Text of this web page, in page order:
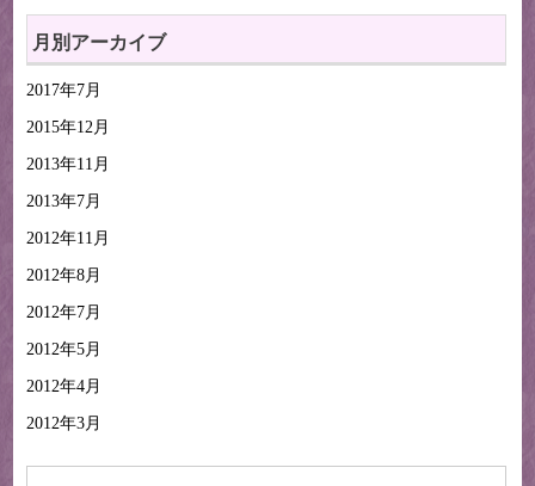
月別アーカイブ
2017年7月
2015年12月
2013年11月
2013年7月
2012年11月
2012年8月
2012年7月
2012年5月
2012年4月
2012年3月